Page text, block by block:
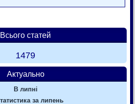
Всього статей
1479
Актуально
В липні